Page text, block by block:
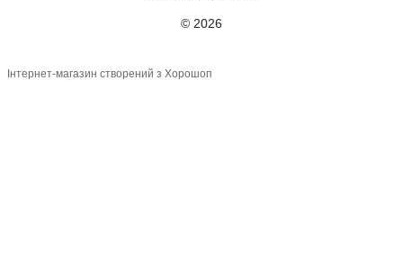
© 2026
Інтернет-магазин створений з Хорошоп